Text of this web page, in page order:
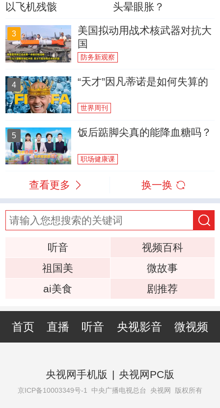
以飞机残骸
头晕眼胀？
3
美国拟动用战术核武器对抗大
国
防务新观察
4 “天才”因凡蒂诺是如何失算的
世界周刊
5 饭后踮脚尖真的能降血糖吗？
职场健康课
查看更多 换一换
听音
视频百科
祖国美
微故事
ai美食
剧推荐
首页 直播 听音 央视影音 微视频
央视网手机版 | 央视网PC版
京ICP备10003349号-1 中央广播电视总台 央视网 版权所有